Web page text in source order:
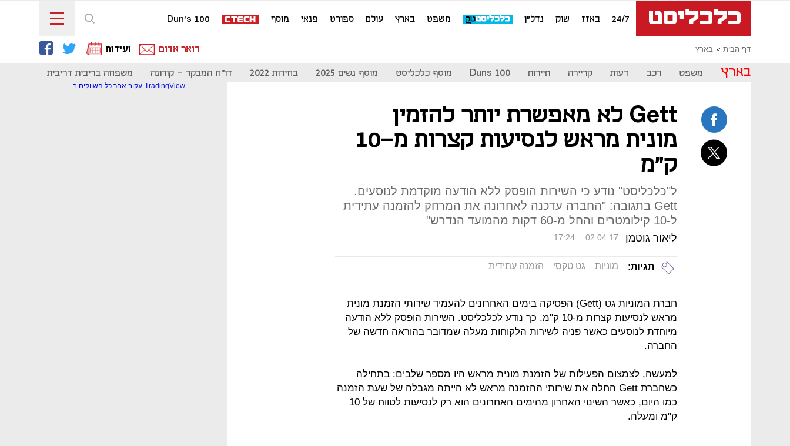
24/7 באזז שוק נדל"ן משפט בארץ עולם ספורט פנאי מוסף Dun's 100
דף הבית בארץ דואר אדום ועידות
בארץ משפט רכב דעות קריירה תיירות Duns 100 מוסף כלכליסט מוסף נשים 2025 בחירות 2022 דו"ח המבקר - קורונה משפחה בריבית דריבית
Gett לא מאפשרת יותר להזמין
מונית מראש לנסיעות קצרות מ-10
ק"מ
ל"כלכליסט" נודע כי השירות הופסק ללא הודעה מוקדמת לנוסעים.
Gett בתגובה: "החברה עדכנה לאחרונה את המרחק להזמנה עתידית
ל-10 קילומטרים והחל מ-60 דקות מהמועד הנדרש"
ליאור גוטמן 17:24 02.04.17
תגיות: מוניות גט טקסי הזמנה עתידית
חברת המוניות גט (Gett) הפסיקה בימים האחרונים להעמיד שירותי הזמנת מונית
מראש לנסיעות קצרות מ-10 ק"מ. כך נודע לכלכליסט. השירות הופסק ללא הודעה
מיוחדת לנוסעים כאשר פניה לשירות הלקוחות מעלה שמדובר בהוראה חדשה של
החברה.
למעשה, לצמצום הפעילות של הזמנת מונית מראש היו מספר שלבים: בתחילה
כשחברת Gett החלה את שירותי ההזמנה מראש לא הייתה מגבלה של שעת הזמנה
כמו היום, כאשר השינוי האחרון מהימים האחרונים הוא רק לנסיעות לטווח של 10
ק"מ ומעלה.
עקוב אחר כל השווקים ב-TradingView